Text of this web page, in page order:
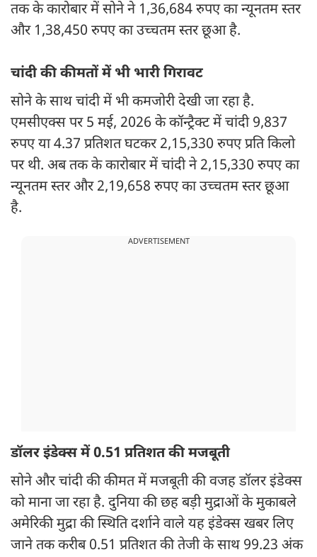
तक के कारोबार में सोने ने 1,36,684 रुपए का न्यूनतम स्तर
और 1,38,450 रुपए का उच्चतम स्तर छूआ है.
चांदी की कीमतों में भी भारी गिरावट
सोने के साथ चांदी में भी कमजोरी देखी जा रहा है.
एमसीएक्स पर 5 मई, 2026 के कॉन्ट्रैक्ट में चांदी 9,837
रुपए या 4.37 प्रतिशत घटकर 2,15,330 रुपए प्रति किलो
पर थी. अब तक के कारोबार में चांदी ने 2,15,330 रुपए का
न्यूनतम स्तर और 2,19,658 रुपए का उच्चतम स्तर छूआ
है.
ADVERTISEMENT
डॉलर इंडेक्स में 0.51 प्रतिशत की मजबूती
सोने और चांदी की कीमत में मजबूती की वजह डॉलर इंडेक्स
को माना जा रहा है. दुनिया की छह बड़ी मुद्राओं के मुकाबले
अमेरिकी मुद्रा की स्थिति दर्शाने वाले यह इंडेक्स खबर लिए
जाने तक करीब 0.51 प्रतिशत की तेजी के साथ 99.23 अंक